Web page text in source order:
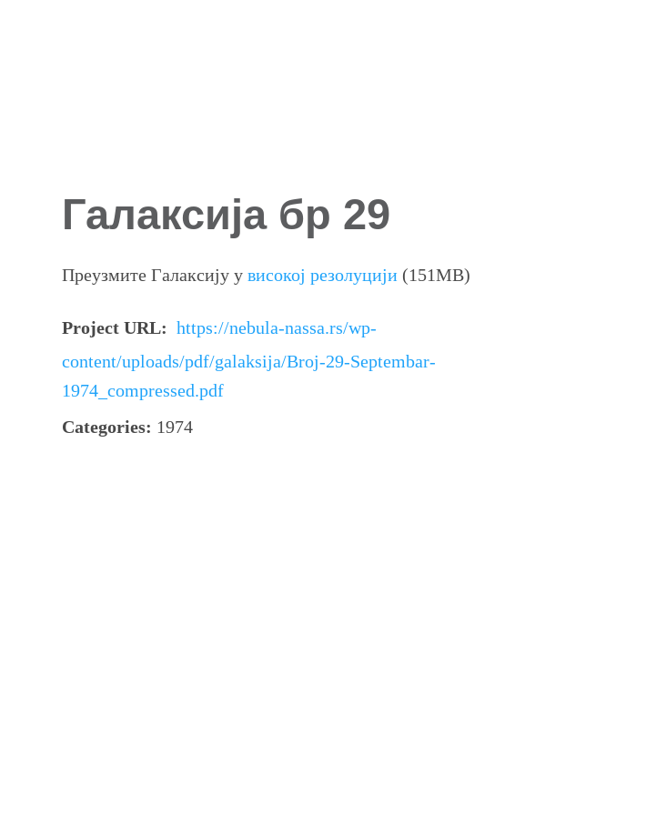
Галаксија бр 29
Преузмите Галаксију у високој резолуцији(151MB)
Project URL: https://nebula-nassa.rs/wp-
content/uploads/pdf/galaksija/Broj-29-Septembar-
1974_compressed.pdf
Categories: 1974